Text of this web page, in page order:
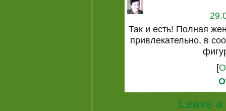
Так и есть! Полная
привлекательно, в
[
Leave